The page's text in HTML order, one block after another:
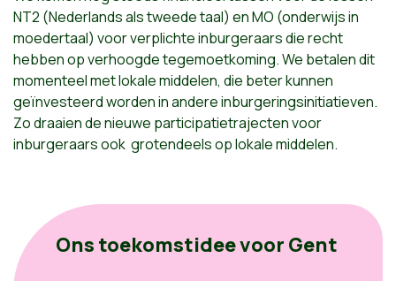
NT2 (Nederlands als tweede taal) en MO (onderwijs in
moedertaal) voor verplichte inburgeraars die recht
hebben op verhoogde tegemoetkoming. We betalen dit
momenteel met lokale middelen, die beter kunnen
geïnvesteerd worden in andere inburgeringsinitiatieven.
Zo draaien de nieuwe participatietrajecten voor
inburgeraars ook grotendeels op lokale middelen.
Ons toekomstidee voor Gent